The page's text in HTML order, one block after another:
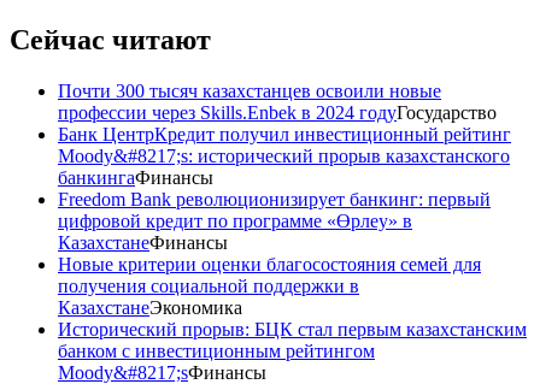
Сейчас читают
Почти 300 тысяч казахстанцев освоили новые
профессии через Skills.Enbek в 2024 годуГосударство
Банк ЦентрКредит получил инвестиционный рейтинг
Moody&#8217;s: исторический прорыв казахстанского
банкингаФинансы
Freedom Bank революционизирует банкинг: первый
цифровой кредит по программе «Өрлеу» в
КазахстанеФинансы
Новые критерии оценки благосостояния семей для
получения социальной поддержки в
КазахстанеЭкономика
Исторический прорыв: БЦК стал первым казахстанским
банком с инвестиционным рейтингом
Moody&#8217;sФинансы